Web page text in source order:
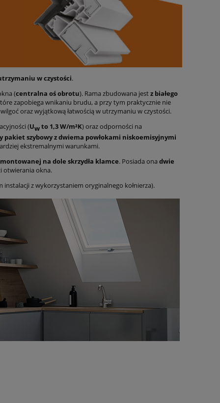
w czystości.
(centralna oś obrotu). Rama zbudowana jestz białego
zapobiega wnikaniu brudu, a przy tym praktycznie nie
oraz wyjątkową łatwością w utrzymaniu w czystości.
(Uwto 1,3 W/m²K) oraz odporności na
pakiet szybowy z dwiema powłokami niskoemisyjnymi
ekstremalnymi warunkami.
montowanej na dole skrzydła klamce. Posiada ona dwie
otwierania okna.
z wykorzystaniem oryginalnego kołnierza).